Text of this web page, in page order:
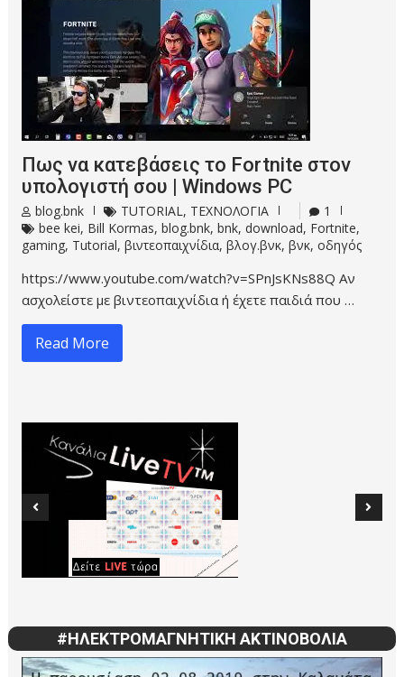
Πως να κατεβάσεις το Fortnite στον
υπολογιστή σου | Windows PC
blog.bnk TUTORIAL, ΤΕΧΝΟΛΟΓΙΑ
1
bee kei, Bill Kormas,blog.bnk,bnk,download, Fortnite,
gaming, Tutorial,βιντεοπαιχνίδια,βλογ.βνκ,βνκ,οδηγός
https://www.youtube.com/watch?v=SPnJsKNs88Q Αν
ασχολείστε με βιντεοπαιχνίδια ή έχετε παιδιά που …
Read More
#ΗΛΕΚΤΡΟΜΑΓΝΗΤΙΚΗ ΑΚΤΙΝΟΒΟΛΙΑ